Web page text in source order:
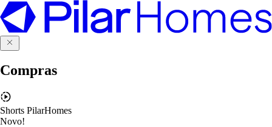
Compras
Shorts PilarHomes
Novo!